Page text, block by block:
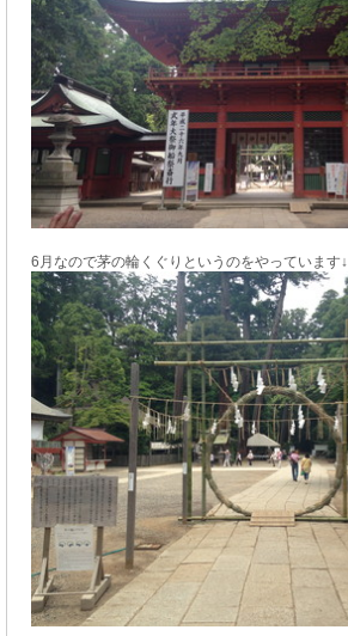
6月なので茅の輪くぐりというのをやっています↓